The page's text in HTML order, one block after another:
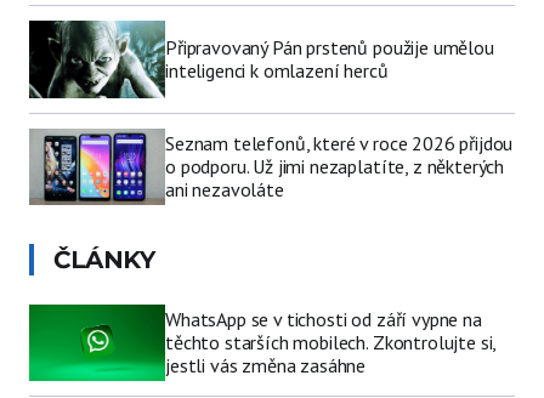
Připravovaný Pán prstenů použije umělou
inteligenci k omlazení herců
Seznam telefonů, které v roce 2026 přijdou
o podporu. Už jimi nezaplatíte, z některých
ani nezavoláte
ČLÁNKY
WhatsApp se v tichosti od září vypne na
těchto starších mobilech. Zkontrolujte si,
jestli vás změna zasáhne